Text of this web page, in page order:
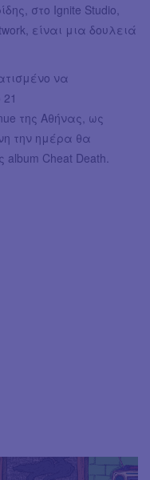
στο Ignite Studio,
είναι μια δουλειά
να
της Αθήνας, ως
την ημέρα θα
Cheat Death.